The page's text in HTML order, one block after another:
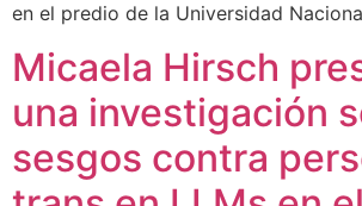
en el predio de la Universidad
Micaela Hirsch
una investigación
sesgos contra